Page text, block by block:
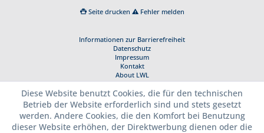
Seite drucken Fehler melden
Informationen zur Barrierefreiheit
Datenschutz
Impressum
Kontakt
About LWL
Diese Website benutzt Cookies, die für den technischen
Betrieb der Website erforderlich sind und stets gesetzt
werden. Andere Cookies, die den Komfort bei Benutzung
dieser Website erhöhen, der Direktwerbung dienen oder die